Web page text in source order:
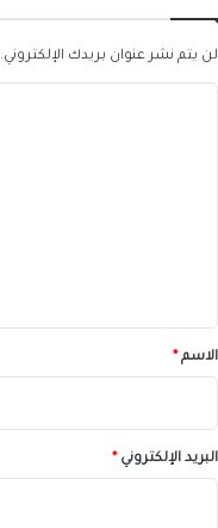
لن يتم نشر عنوان بريدك الإلكتروني.
*الاسم *
البريد الإلكتروني *